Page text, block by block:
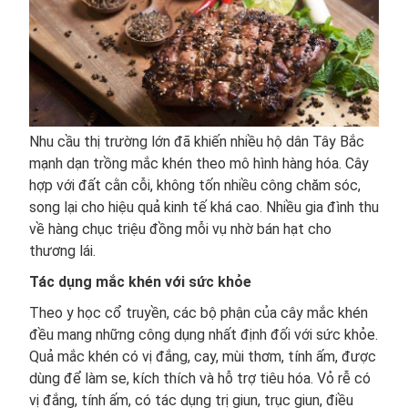
Nhu cầu thị trường lớn đã khiến nhiều hộ dân Tây Bắc
mạnh dạn trồng mắc khén theo mô hình hàng hóa. Cây
hợp với đất cằn cỗi, không tốn nhiều công chăm sóc,
song lại cho hiệu quả kinh tế khá cao. Nhiều gia đình thu
về hàng chục triệu đồng mỗi vụ nhờ bán hạt cho
thương lái.
Tác dụng mắc khén với sức khỏe
Theo y học cổ truyền, các bộ phận của cây mắc khén
đều mang những công dụng nhất định đối với sức khỏe.
Quả mắc khén có vị đắng, cay, mùi thơm, tính ấm, được
dùng để làm se, kích thích và hỗ trợ tiêu hóa. Vỏ rễ có
vị đắng, tính ấm, có tác dụng trị giun, trục giun, điều